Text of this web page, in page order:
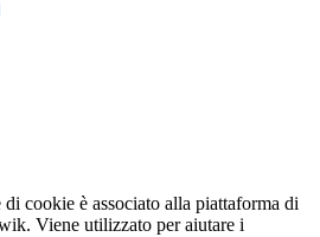
di cookie è associato alla piattaforma di
Viene utilizzato per aiutare i